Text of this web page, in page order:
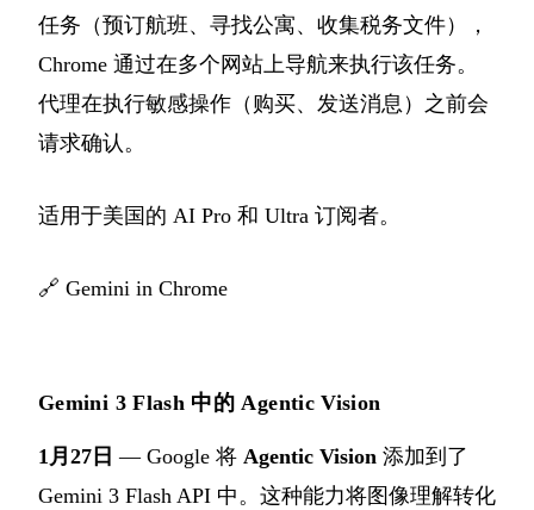
任务（预订航班、寻找公寓、收集税务文件），
Chrome 通过在多个网站上导航来执行该任务。
代理在执行敏感操作（购买、发送消息）之前会
请求确认。
适用于美国的 AI Pro 和 Ultra 订阅者。
🔗 Gemini in Chrome
Gemini 3 Flash 中的 Agentic Vision
1月27日 — Google 将 Agentic Vision 添加到了
Gemini 3 Flash API 中。这种能力将图像理解转化